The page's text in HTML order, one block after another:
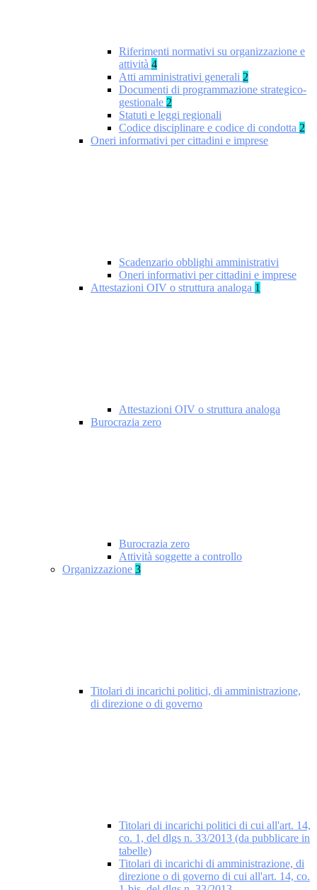
Riferimenti normativi su organizzazione e
attività 4
Atti amministrativi generali 2
Documenti di programmazione strategico-
gestionale 2
Statuti e leggi regionali
Codice disciplinare e codice di condotta 2
Oneri informativi per cittadini e imprese
Scadenzario obblighi amministrativi
Oneri informativi per cittadini e imprese
Attestazioni OIV o struttura analoga 1
Attestazioni OIV o struttura analoga
Burocrazia zero
Burocrazia zero
Attività soggette a controllo
Organizzazione 3
Titolari di incarichi politici, di amministrazione,
di direzione o di governo
Titolari di incarichi politici di cui all'art. 14,
co. 1, del dlgs n. 33/2013 (da pubblicare in
tabelle)
Titolari di incarichi di amministrazione, di
direzione o di governo di cui all'art. 14, co.